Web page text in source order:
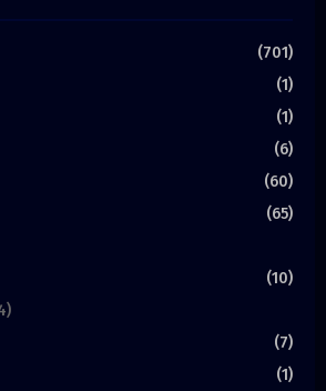
(701)
(1)
(1)
(6)
(60)
(65)
(10)
(7)
(1)